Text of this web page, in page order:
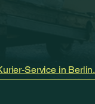
Service in Berlin.